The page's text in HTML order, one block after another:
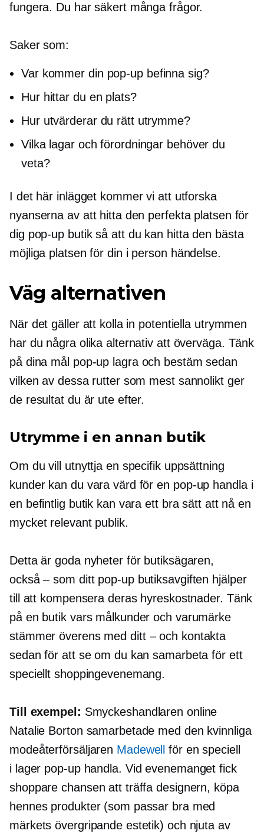
fungera. Du har säkert många frågor.
Saker som:
Var kommer din pop-upbefinna sig?
Hur hittar du en plats?
Hur utvärderar du rätt utrymme?
Vilka lagar och förordningar behöver du
veta?
I det här inlägget kommer vi att utforska
nyanserna av att hitta den perfekta platsen för
dig pop-up butik så att du kan hitta den bästa
möjliga platsen för din i person händelse.
Väg alternativen
När det gäller att kolla in potentiella utrymmen
har du några olika alternativ att överväga. Tänk
på dina mål pop-up lagra och bestäm sedan
vilken av dessa rutter som mest sannolikt ger
de resultat du är ute efter.
Utrymme i en annan butik
Om du vill utnyttja en specifik uppsättning
kunder kan du vara värd för en pop-up handla i
en befintlig butik kan vara ett bra sätt att nå en
mycket relevant publik.
Detta är goda nyheter för butiksägaren,
också – som ditt pop-upbutiksavgiften hjälper
till att kompensera deras hyreskostnader. Tänk
på en butik vars målkunder och varumärke
stämmer överens med ditt – och kontakta
sedan för att se om du kan samarbeta för ett
speciellt shoppingevenemang.
Till exempel: Smyckeshandlaren online
Natalie Borton samarbetade med den kvinnliga
modeåterförsäljaren Madewell för en speciell
i lager pop-uphandla. Vid evenemanget fick
shoppare chansen att träffa designern, köpa
hennes produkter (som passar bra med
märkets övergripande estetik) och njuta av